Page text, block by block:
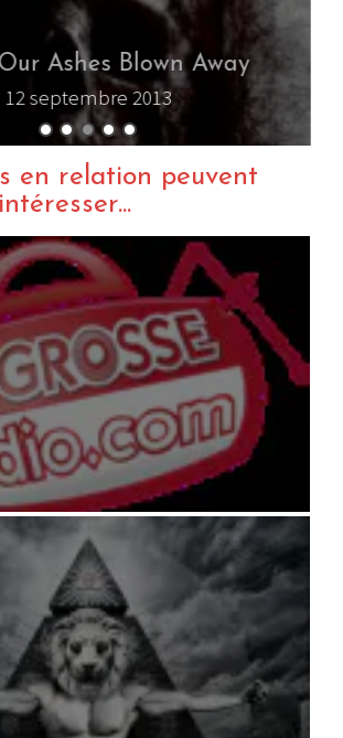
Ashes Blown Away
septembre 2013
en relation peuvent